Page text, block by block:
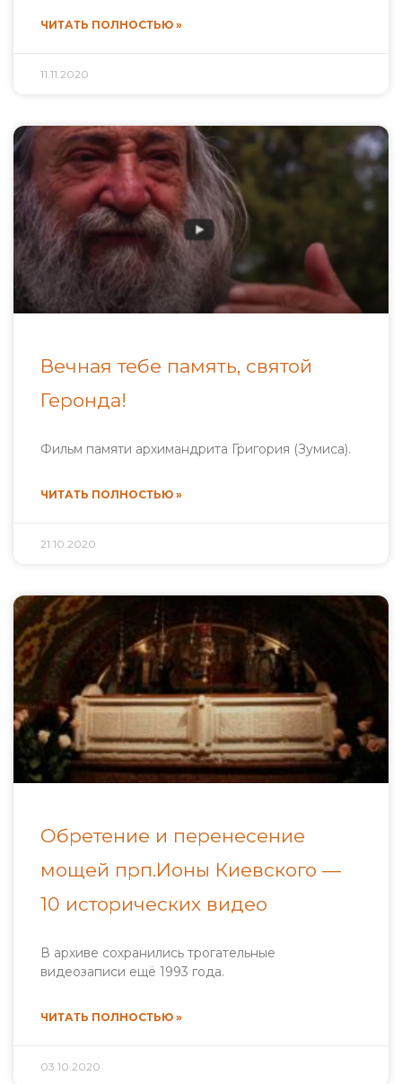
ЧИТАТЬ ПОЛНОСТЬЮ »
11.11.2020
Вечная тебе память, святой
Геронда!
Фильм памяти архимандрита Григория (Зумиса).
ЧИТАТЬ ПОЛНОСТЬЮ »
21.10.2020
Обретение и перенесение
мощей прп.Ионы Киевского —
10 исторических видео
В архиве сохранились трогательные
видеозаписи ещё 1993 года.
ЧИТАТЬ ПОЛНОСТЬЮ »
03.10.2020